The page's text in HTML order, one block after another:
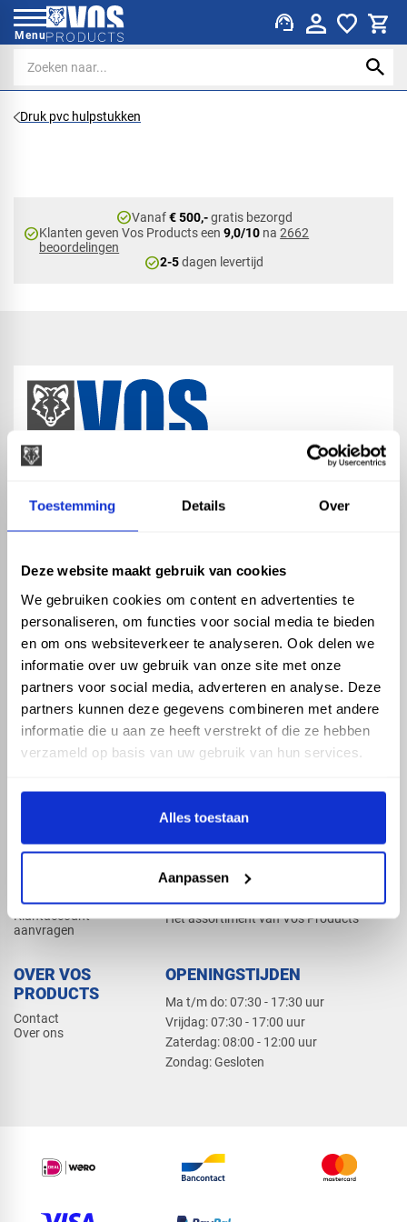
Toestemming Details Over
Deze website maakt gebruik van cookies
We gebruiken cookies om content en advertenties te
personaliseren, om functies voor social media te bieden
en om ons websiteverkeer te analyseren. Ook delen we
informatie over uw gebruik van onze site met onze
partners voor social media, adverteren en analyse. Deze
partners kunnen deze gegevens combineren met andere
informatie die u aan ze heeft verstrekt of die ze hebben
verzameld op basis van uw gebruik van hun services.
Alles toestaan
Aanpassen
Menu support_agent
Druk pvc hulpstukken
check_circleVanaf€ 500,-gratis bezorgd
check_circleKlanten geven Vos Products een9,0/10 na2662
beoordelingen
check_circle2-5dagen levertijd
ASSORTIMENT
Hemelwaterafvoer
Drukleiding
Beregening
Dak en gevel
KENNIS EN HULP
Klantenservice
Kennisbank
Klantaccount
aanvragen
PRODUCTCATALOGUS 2026
Het assortiment van Vos Products
OVER VOS
PRODUCTS
Contact
Over ons
OPENINGSTIJDEN
Ma t/m do: 07:30 - 17:30 uur
​Vrijdag: 07:30 - 17:00 uur
​Zaterdag: 08:00 - 12:00 uur
​Zondag: Gesloten
phone_enabled +31 416 75 02 55
mail info@vosproducts.nl
check_circleDé bouwmarkt van Altena
check_circle Direct uit grote voorraad geleverd met eigen transport
check_circleLevering in NL en BE